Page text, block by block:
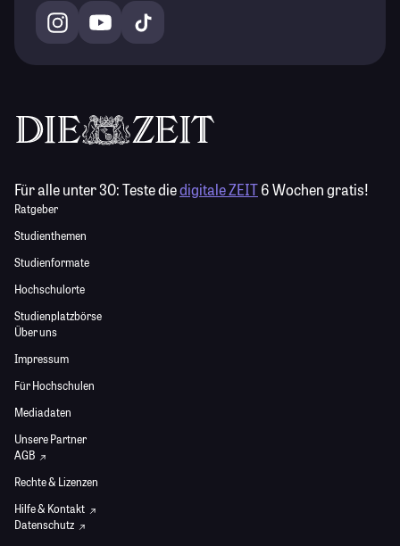
Für alle unter 30:Teste diedigitale ZEIT6 Wochen gratis!
Ratgeber
Studienthemen
Studienformate
Hochschulorte
Studienplatzbörse
Über uns
Impressum
Für Hochschulen
Mediadaten
Unsere Partner
AGB
Rechte & Lizenzen
Hilfe & Kontakt
Datenschutz